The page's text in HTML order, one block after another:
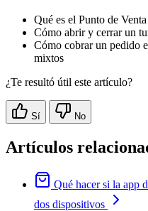
Qué es el Punto de
Cómo abrir y cerrar un
Cómo cobrar un pedido
mixtos
¿Te resultó útil este artículo?
Sí No
Artículos
Qué hacer si la app
dos dispositivos